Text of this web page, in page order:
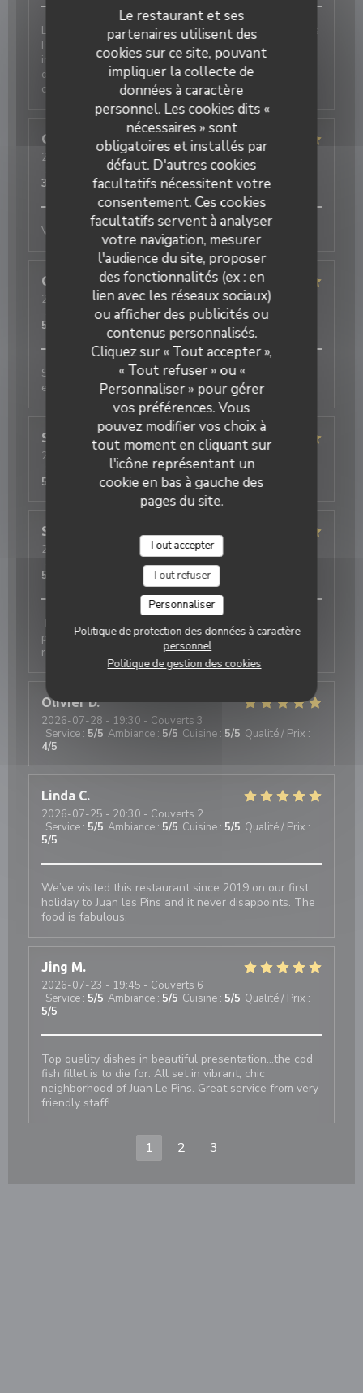
Le restaurant et ses
partenaires utilisent des
cookies sur ce site, pouvant
impliquer la collecte de
données à caractère
personnel. Les cookies dits «
nécessaires » sont
obligatoires et installés par
défaut. D'autres cookies
facultatifs nécessitent votre
consentement. Ces cookies
facultatifs servent à analyser
votre navigation, mesurer
l'audience du site, proposer
des fonctionnalités (ex : en
lien avec les réseaux sociaux)
ou afficher des publicités ou
contenus personnalisés.
Cliquez sur « Tout accepter »,
« Tout refuser » ou «
Personnaliser » pour gérer
vos préférences. Vous
pouvez modifier vos choix à
tout moment en cliquant sur
l'icône représentant un
cookie en bas à gauche des
pages du site.
Tout accepter
Tout refuser
Personnaliser
Politique de protection des données à caractère
personnel
Politique de gestion des cookies
Le J est à notre avis le meilleur restaurant de Juan les
Pins L’accueil est toujours chaleureux, le service
impeccable et le chef nous régale à chaque fois par
des plats de qualité et des produits de saison. Le J
c’est notre coup de cœur
Gerard
2026-08-04
- 20:45 - Couverts 2
Ambiance:5/5 Cuisine:5/5 Qualité / Prix
3
Very friendly staff and excellent cuisine
Cordula
Z
2026-08-04- 21:15 - Couverts 2
/5 Ambiance: 5/5 Cuisine:5/5 Qualité / Prix
5
Sehr charmanter und aufmerksamer Service,
exzellentes Essen
Simone
P
2026-08-03
- 20:30 - Couverts 2
Ambiance:5/5 Cuisine: 5/5 Qualité / Prix
5
Soun
2026-08-03
- 20:00 - Couverts 1
Ambiance:5/5 Cuisine:
5
Toujours parfait. Le personnel est adorable et très
professionnel. Les plats étaient excellents et
rapidement servis. Je recommande fortement
Olivier D
2026-07-28 - 19:30 - Couverts 3
Service : 5/5 Ambiance : 5/5 Cuisine : 5/5 Qualité / Prix :
4/5
Linda C
2026-07-25 - 20:30 - Couverts 2
Service : 5/5 Ambiance : 5/5 Cuisine : 5/5 Qualité / Prix :
5/5
We’ve visited this restaurant since 2019 on our first
holiday to Juan les Pins and it never disappoints. The
food is fabulous.
Jing M
2026-07-23 - 19:45 - Couverts 6
Service : 5/5 Ambiance : 5/5 Cuisine : 5/5 Qualité / Prix :
5/5
Top quality dishes in beautiful presentation...the cod
fish fillet is to die for. All set in vibrant, chic
neighborhood of Juan Le Pins. Great service from very
friendly staff!
1 2 3
Restaurant Le J